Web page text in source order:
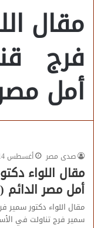
مقال
فرج
أمل مصر
صدى مصر
أغسطس 14, 2025
مقال اللواء
أمل مصر الدائم (٢)
سمير فرج تناولت في